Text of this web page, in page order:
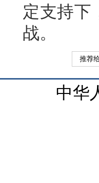
定支持下
战。
推荐
中华